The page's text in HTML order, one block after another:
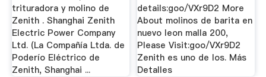
trituradora y molino de
Zenith . Shanghai Zenith
Electric Power Company
Ltd. (La Compañía Ltda. de
Poderío Eléctrico de
Zenith, Shanghai ...
details:goo/VXr9D2 More
About molinos de barita en
nuevo leon malla 200,
Please Visit:goo/VXr9D2
Zenith es uno de los. Más
Detalles